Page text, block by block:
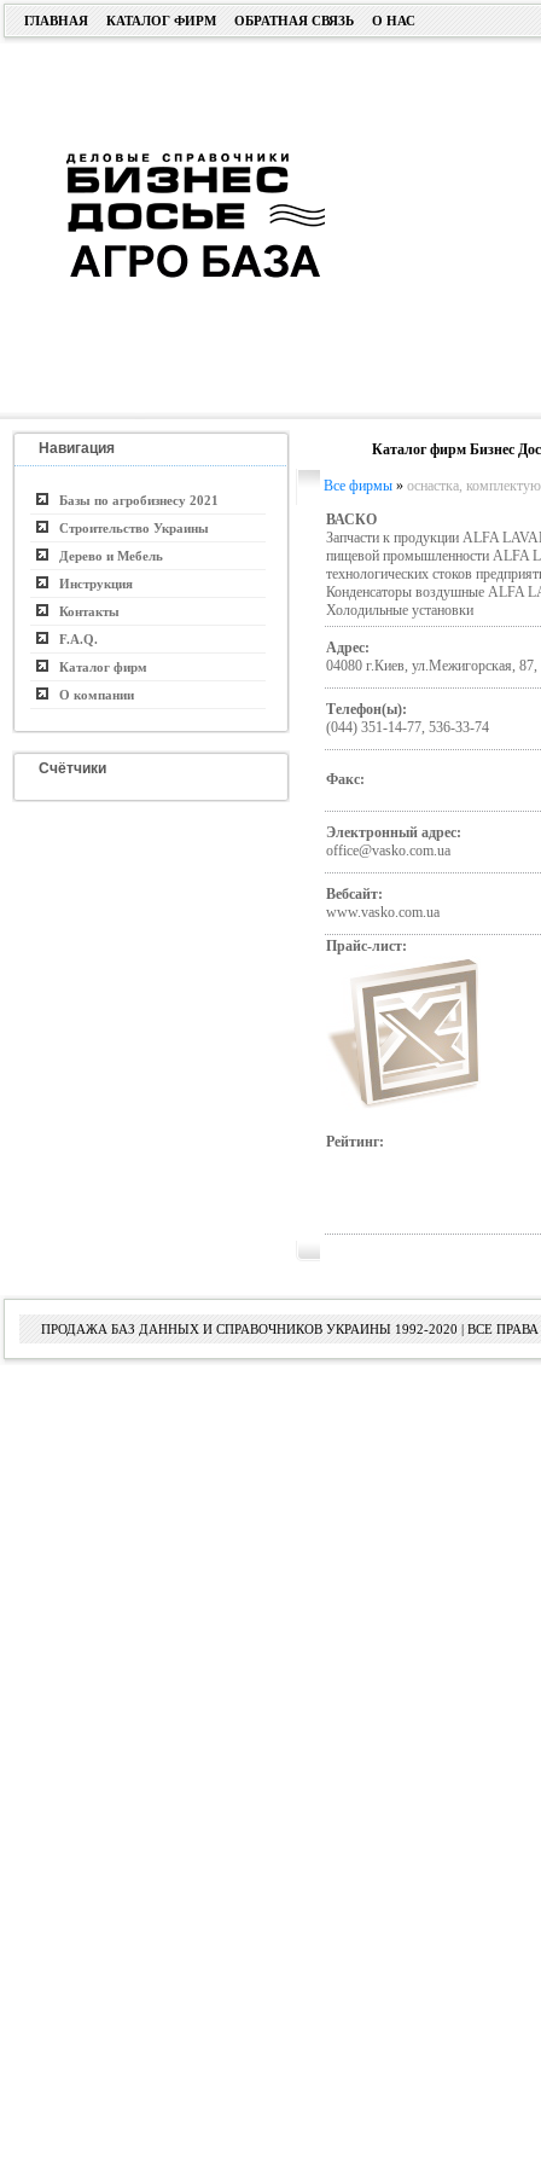
ГЛАВНАЯ КАТАЛОГ ФИРМ ОБРАТНАЯ СВЯЗЬ О НАС
Навигация
Базы по агробизнесу 2021
Строительство Украины
Дерево и Мебель
Инструкция
Контакты
F.A.Q.
Каталог фирм
О компании
Счётчики
Каталог фирм Бизнес
Все фирмы » оснастка,
ВАСКО
Запчасти к продукции ALFA
пищевой промышленности ALFA
технологических стоков
Конденсаторы воздушные ALFA
Холодильные установки
Адрес:
04080 г.Киев, ул.Межигорская,
Телефон(ы):
(044) 351-14-77, 536-33-74
Факс:
Электронный адрес:
office@vasko.com.ua
Вебсайт:
www.vasko.com.ua
Прайс-лист:
Рейтинг:
ПРОДАЖА БАЗ ДАННЫХ И СПРАВОЧНИКОВ УКРАИНЫ 1992-2020 | ВСЕ